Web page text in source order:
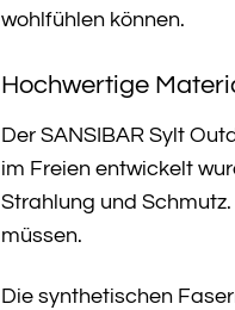
wohlfühlen können.
Hochwertige
Der SANSIBAR Sylt
im Freien entwickelt
Strahlung und
müssen.
Die synthetischen